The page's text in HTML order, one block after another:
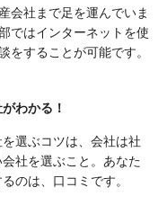
会社まで足を運んでいま
ではインターネットを使
をすることが可能です。
わかる！
選ぶコツは、会社は社
社を選ぶこと。あなた
のは、口コミです。